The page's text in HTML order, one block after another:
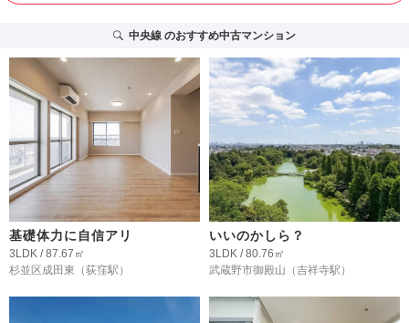
中央線のおすすめ中古マンション
基礎体力に自信アリ
3LDK / 87.67㎡
杉並区成田東 （荻窪駅）
いいのかしら？
3LDK / 80.76㎡
武蔵野市御殿山 （吉祥寺駅）